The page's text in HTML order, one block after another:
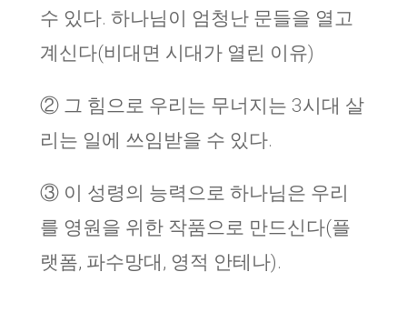
수 있다. 하나님이 엄청난 문들을 열고
계신다(비대면 시대가 열린 이유)
② 그 힘으로 우리는 무너지는 3시대 살
리는 일에 쓰임받을 수 있다.
③ 이 성령의 능력으로 하나님은 우리
를 영원을 위한 작품으로 만드신다(플
랫폼, 파수망대, 영적 안테나).